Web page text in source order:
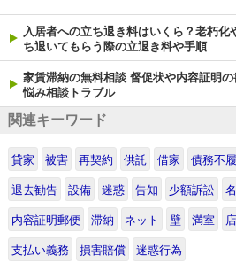
入居者への立ち退き料はいくら？老朽
ち退いてもらう際の立退き料や手順
家賃滞納の無料相談 督促状や内容証明
悩み相談トラブル
関連キーワード
貸家 被害 再契約 供託 借家 債務不
退去勧告 設備 迷惑 告知 少額訴訟
内容証明郵便 滞納 ネット 壁 満室
支払い義務 損害賠償 迷惑行為